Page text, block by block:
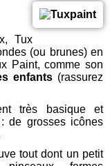
Tux
(ou brunes) en
Paint, comme son
enfants (rassurez
très basique et
de grosses icônes
tout dont un petit